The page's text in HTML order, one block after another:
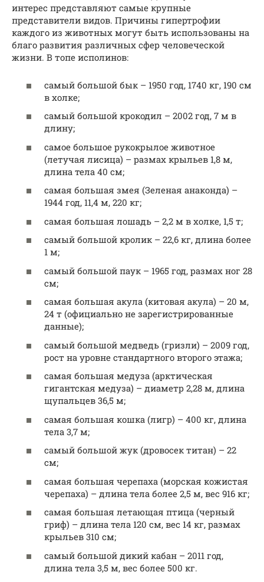
интерес представляют самые крупные
представители видов. Причины гипертрофии
каждого из животных могут быть использованы на
благо развития различных сфер человеческой
жизни. В топе исполинов:
самый большой бык – 1950 год, 1740 кг, 190 см
в холке;
самый большой крокодил – 2002 год, 7 м в
длину;
самое большое рукокрылое животное
(летучая лисица) – размах крыльев 1,8 м,
длина тела 40 см;
самая большая змея (Зеленая анаконда) –
1944 год, 11,4 м, 220 кг;
самая большая лошадь – 2,2 м в холке, 1,5 т;
самый большой кролик – 22,6 кг, длина более
1 м;
самый большой паук – 1965 год, размах ног 28
см;
самая большая акула (китовая акула) – 20 м,
24 т (официально не зарегистрированные
данные);
самый большой медведь (гризли) – 2009 год,
рост на уровне стандартного второго этажа;
самая большая медуза (арктическая
гигантская медуза) – диаметр 2,28 м, длина
щупальцев 36,5 м;
самая большая кошка (лигр) – 400 кг, длина
тела 3,7 м;
самый большой жук (дровосек титан) – 22
см;
самая большая черепаха (морская кожистая
черепаха) – длина тела более 2,5 м, вес 916 кг;
самая большая летающая птица (черный
гриф) – длина тела 120 см, вес 14 кг, размах
крыльев 310 см;
самый большой дикий кабан – 2011 год,
длина тела 3,5 м, вес более 500 кг.